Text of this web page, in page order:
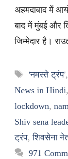
अहमदाबाद में
बाद में मुंबई और
जिम्मेदार है।
Tags
'नमस्ते ट्रंप',
News in Hindi,
lockdown,
Shiv sena
ट्रंप,शिवसेना
971